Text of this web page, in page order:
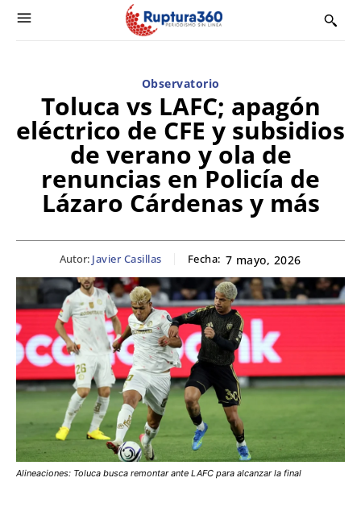
Observatorio
Toluca vs LAFC; apagón
eléctrico de CFE y subsidios
de verano y ola de
renuncias en Policía de
Lázaro Cárdenas y más
Autor: Javier Casillas Fecha: 7 mayo, 2026
Alineaciones: Toluca busca remontar ante LAFC para alcanzar la final